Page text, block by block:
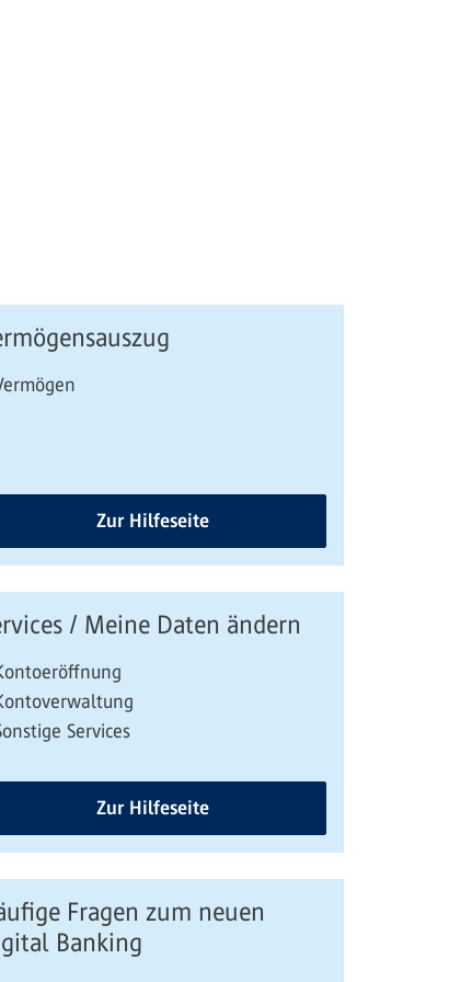
Zur Hilfeseite
/ Meine Daten ändern
Services
Zur Hilfeseite
Fragen zum neuen
Banking